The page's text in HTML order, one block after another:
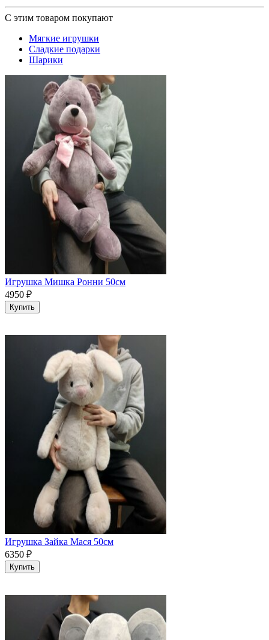
С этим товаром покупают
Мягкие игрушки
Сладкие подарки
Шарики
Игрушка Мишка Ронни 50см
4950 ₽
Купить
Игрушка Зайка Мася 50см
6350 ₽
Купить